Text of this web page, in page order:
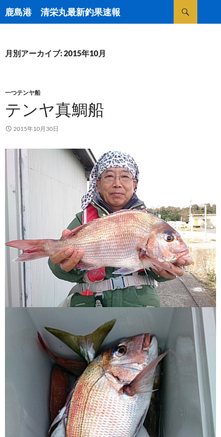
鹿島港 清栄丸最新釣果速報
検
索
ン
キ
ッ
プ
月別アーカイブ: 2015年10月
一つテンヤ船
テンヤ真鯛船
2015年10月30日